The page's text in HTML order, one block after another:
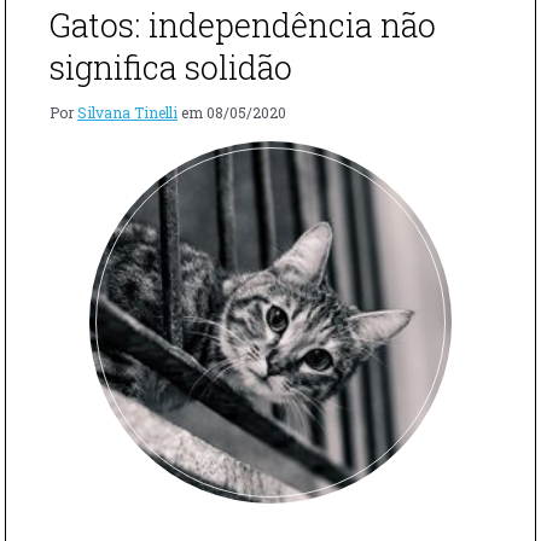
Gatos: independência não
significa solidão
PorSilvana Tinelli em 08/05/2020